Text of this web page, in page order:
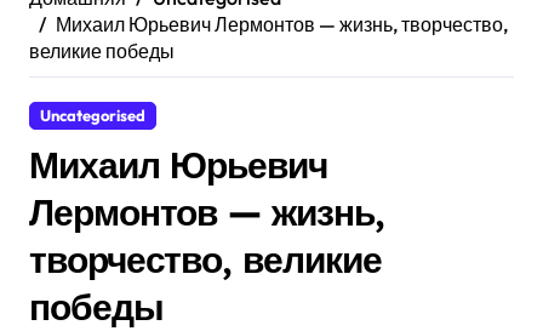
Михаил Юрьевич Лермонтов — жизнь, творчество,
великие победы
Uncategorised
Михаил Юрьевич
Лермонтов — жизнь,
творчество, великие
победы